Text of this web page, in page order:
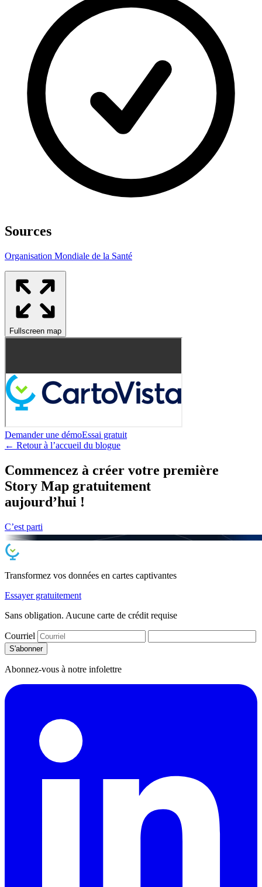
Sources
Organisation Mondiale de la Santé
Fullscreen map
Demander une démoEssai gratuit
← Retour à l’accueil du blogue
Commencez à créer votre première
Story Map gratuitement
aujourd’hui !
C’est parti
Transformez vos données en cartes captivantes
Essayer gratuitement
Sans obligation. Aucune carte de crédit requise
Courriel
S'abonner
Abonnez-vous à notre infolettre